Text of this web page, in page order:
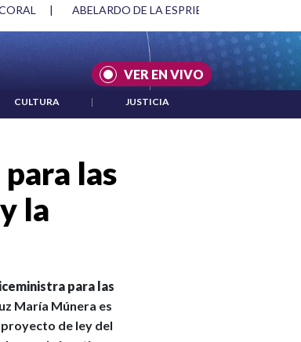
DMG | ACUERDOS ENTRE ESTADOS UNIDOS E
VER EN VIVO
CULTURA | JUSTICIA
las
la
para las
María Múnera es
de ley del